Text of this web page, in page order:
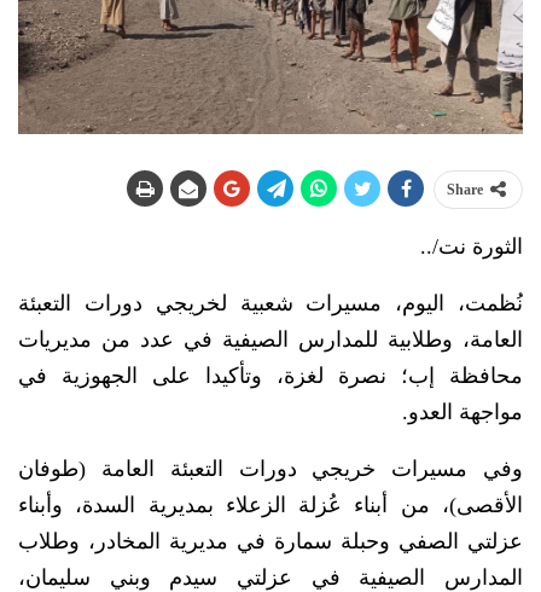
Share
الثورة نت/..
نُظمت، اليوم، مسيرات شعبية لخريجي دورات التعبئة
العامة، وطلابية للمدارس الصيفية في عدد من مديريات
محافظة إب؛ نصرة لغزة، وتأكيدا على الجهوزية في
مواجهة العدو.
وفي مسيرات خريجي دورات التعبئة العامة (طوفان
الأقصى)، من أبناء عُزلة الزعلاء بمديرية السدة، وأبناء
عزلتي الصفي وحبلة سمارة في مديرية المخادر، وطلاب
المدارس الصيفية في عزلتي سيدم وبني سليمان،